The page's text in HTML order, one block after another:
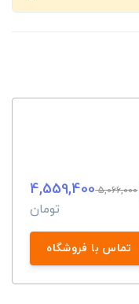
5,066,000
4,559,400
تومان
تماس با فروشگاه